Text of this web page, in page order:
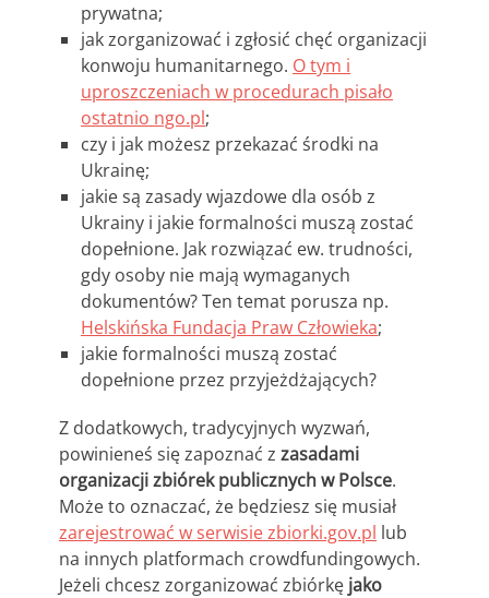
prywatna;
jak zorganizować i zgłosić chęć organizacji
konwoju humanitarnego. O tym i
uproszczeniach w procedurach pisało
ostatnio ngo.pl;
czy i jak możesz przekazać środki na
Ukrainę;
jakie są zasady wjazdowe dla osób z
Ukrainy i jakie formalności muszą zostać
dopełnione. Jak rozwiązać ew. trudności,
gdy osoby nie mają wymaganych
dokumentów? Ten temat porusza np.
Helskińska Fundacja Praw Człowieka;
jakie formalności muszą zostać
dopełnione przez przyjeżdżających?
Z dodatkowych, tradycyjnych wyzwań,
powinieneś się zapoznać z zasadami
organizacji zbiórek publicznych w Polsce.
Może to oznaczać, że będziesz się musiał
zarejestrować w serwisie zbiorki.gov.pl lub
na innych platformach crowdfundingowych.
Jeżeli chcesz zorganizować zbiórkę jako